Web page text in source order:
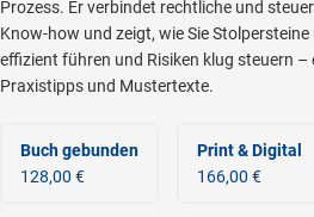
Prozess. Er verbindet rechtliche und
Know-how und zeigt, wie Sie
effizient führen und Risiken klug steuern
Praxistipps und Mustertexte.
Buch gebunden
128,00 €
Print & Digital
166,00 €